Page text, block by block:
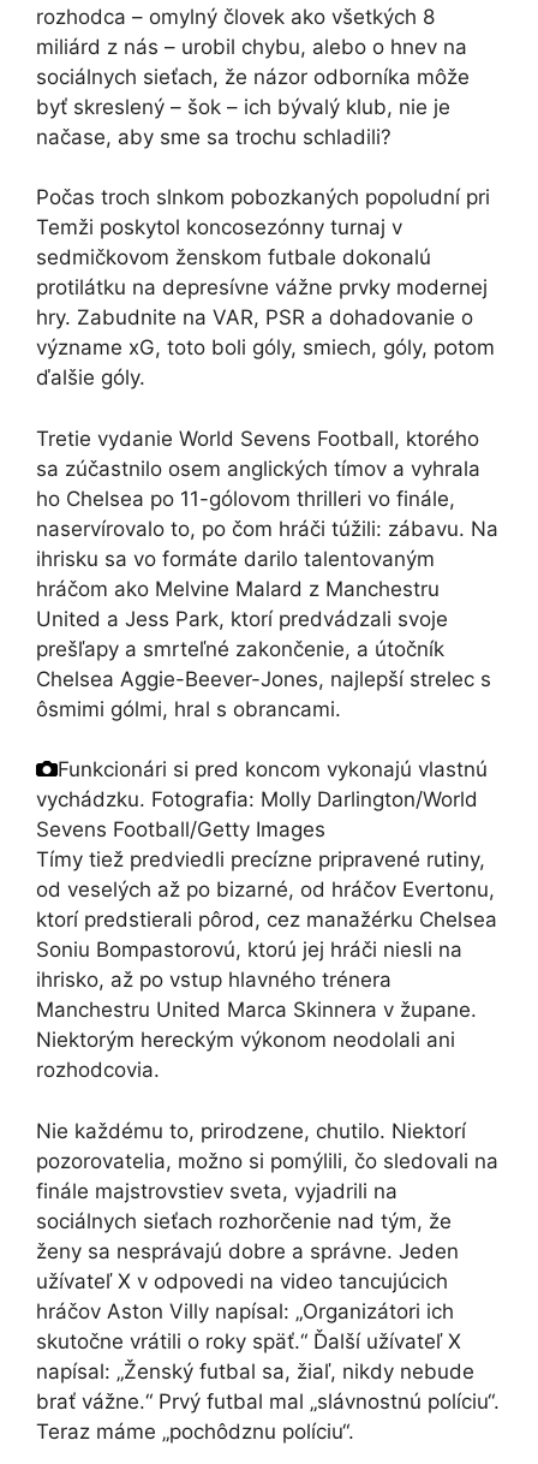
rozhodca – omylný človek ako všetkých 8
miliárd z nás – urobil chybu, alebo o hnev na
sociálnych sieťach, že názor odborníka môže
byť skreslený – šok – ich bývalý klub, nie je
načase, aby sme sa trochu schladili?
Počas troch slnkom pobozkaných popoludní pri
Temži poskytol koncosezónny turnaj v
sedmičkovom ženskom futbale dokonalú
protilátku na depresívne vážne prvky modernej
hry. Zabudnite na VAR, PSR a dohadovanie o
význame xG, toto boli góly, smiech, góly, potom
ďalšie góly.
Tretie vydanie World Sevens Football, ktorého
sa zúčastnilo osem anglických tímov a vyhrala
ho Chelsea po 11-gólovom thrilleri vo finále,
naservírovalo to, po čom hráči túžili: zábavu. Na
ihrisku sa vo formáte darilo talentovaným
hráčom ako Melvine Malard z Manchestru
United a Jess Park, ktorí predvádzali svoje
prešľapy a smrteľné zakončenie, a útočník
Chelsea Aggie-Beever-Jones, najlepší strelec s
ôsmimi gólmi, hral s obrancami.
Funkcionári si pred koncom vykonajú vlastnú
vychádzku. Fotografia: Molly Darlington/World
Sevens Football/Getty Images
Tímy tiež predviedli precízne pripravené rutiny,
od veselých až po bizarné, od hráčov Evertonu,
ktorí predstierali pôrod, cez manažérku Chelsea
Soniu Bompastorovú, ktorú jej hráči niesli na
ihrisko, až po vstup hlavného trénera
Manchestru United Marca Skinnera v župane.
Niektorým hereckým výkonom neodolali ani
rozhodcovia.
Nie každému to, prirodzene, chutilo. Niektorí
pozorovatelia, možno si pomýlili, čo sledovali na
finále majstrovstiev sveta, vyjadrili na
sociálnych sieťach rozhorčenie nad tým, že
ženy sa nesprávajú dobre a správne. Jeden
užívateľ X v odpovedi na video tancujúcich
hráčov Aston Villy napísal: „Organizátori ich
skutočne vrátili o roky späť.“ Ďalší užívateľ X
napísal: „Ženský futbal sa, žiaľ, nikdy nebude
brať vážne.“ Prvý futbal mal „slávnostnú políciu“.
Teraz máme „pochôdznu políciu“.